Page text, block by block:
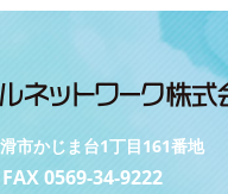
市かじま台1丁目161番地
0569-34-9222